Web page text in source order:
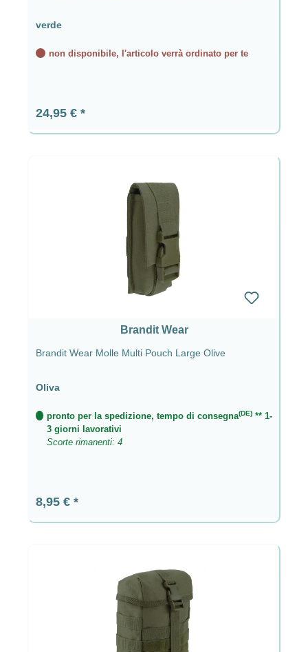
verde
non disponibile, l'articolo verrà ordinato per te
Prezzo normale:
24,95 €
Brandit Wear
Brandit Wear Molle Multi Pouch Large Olive
Oliva
pronto per la spedizione, tempo di consegna(DE)** 1-
3 giorni lavorativi
Scorte rimanenti: 4
Prezzo normale:
8,95 €